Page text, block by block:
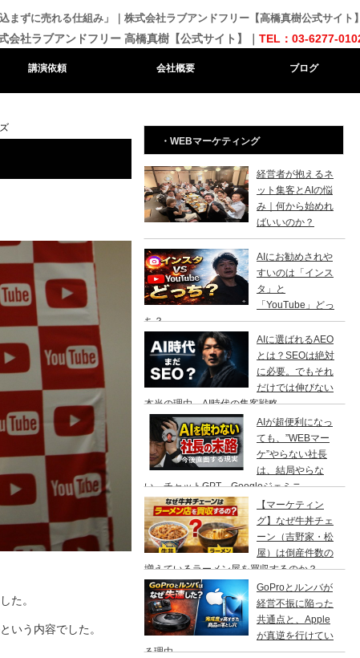
まずに売れる仕組み」｜株式会社ラブアンドフリー【高橋真樹公式サイト】
会社ラブアンドフリー 高橋真樹【公式サイト】｜ TEL：03-6277-
講演依頼 会社概要 ブログ
た。
いう内容でした。
・WEBマーケティング
経営者が抱えるネ
ット集客とAIの悩
み｜何から始めれ
ばいいのか？
AIにお勧めされや
すいのは「インス
タ」と
「YouTube」どっ
ち？
AIに選ばれるAEO
とは？SEOは絶対
に必要。でもそれ
だけでは伸びない
本当の理由、AI時代の集客戦略
AIが超便利になっ
ても、”WEBマー
ケ”やらない社長
は、結局やらな
い。チャットGPT、Googleジェミニ
【マーケティン
グ】なぜ牛丼チェ
ーン（吉野家・松
屋）は倒産件数の
増えているラーメン屋を買収するのか？
GoProとルンバが
経営不振に陥った
共通点と、Apple
が真逆を行けてい
る理由